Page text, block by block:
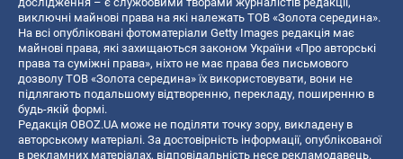
виключні майнові права на які належать ТОВ «Золота середина».
На всі опубліковані фотоматеріали Getty Images редакція має
майнові права, які захищаються законом України «Про авторські
права та суміжні права», ніхто не має права без письмового
дозволу ТОВ «Золота середина» їх використовувати, вони не
підлягають подальшому відтворенню, перекладу, поширенню в
будь-якій формі.
Редакція OBOZ.UA може не поділяти точку зору, викладену в
авторському матеріалі. За достовірність інформації, опублікованої
в рекламних матеріалах, відповідальність несе рекламодавець.